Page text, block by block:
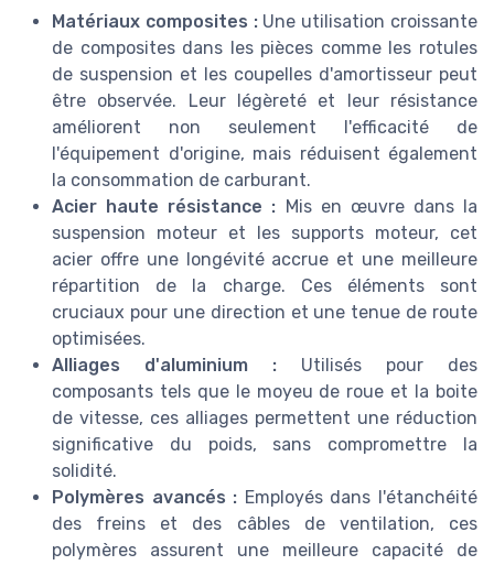
Matériaux composites :Une utilisation croissante
de composites dans les pièces comme les rotules
de suspension et les coupelles d'amortisseur peut
être observée. Leur légèreté et leur résistance
améliorent non seulement l'efficacité de
l'équipement d'origine, mais réduisent également
la consommation de carburant.
Acier haute résistance : Mis en œuvre dans la
suspension moteur et les supports moteur, cet
acier offre une longévité accrue et une meilleure
répartition de la charge. Ces éléments sont
cruciaux pour une direction et une tenue de route
optimisées.
Alliages d'aluminium : Utilisés pour des
composants tels que le moyeu de roue et la boite
de vitesse, ces alliages permettent une réduction
significative du poids, sans compromettre la
solidité.
Polymères avancés : Employés dans l'étanchéité
des freins et des câbles de ventilation, ces
polymères assurent une meilleure capacité de